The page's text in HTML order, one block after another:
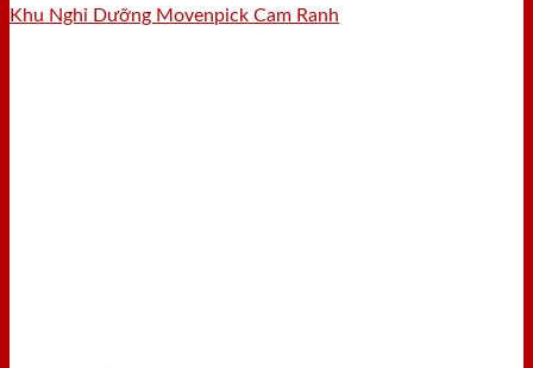
Khu Nghỉ Dưỡng Movenpick Cam Ranh